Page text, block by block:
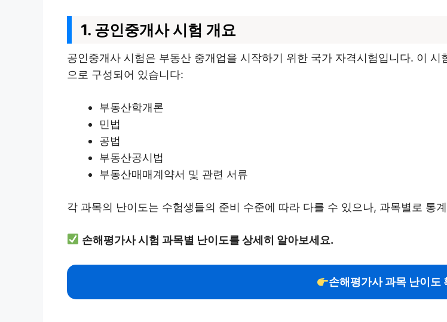
1. 공인중개사 시험 개요
공인중개사 시험은 부동산 중개업을 시작하기 위한 국가 자격시험입니다. 이
으로 구성되어 있습니다:
부동산학개론
민법
공법
부동산공시법
부동산매매계약서 및 관련 서류
각 과목의 난이도는 수험생들의 준비 수준에 따라 다를 수 있으나, 과목별로 통
손해평가사 시험 과목별 난이도를 상세히 알아보세요.
손해평가사 과목 난이도